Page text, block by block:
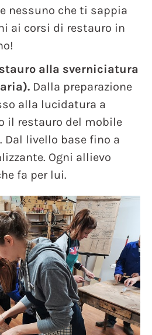
nessuno che ti sappia
ai corsi di restauro in
alla sverniciatura
Dalla preparazione
alla lucidatura a
il restauro del mobile
Dal livello base fino a
Ogni allievo
fa per lui.